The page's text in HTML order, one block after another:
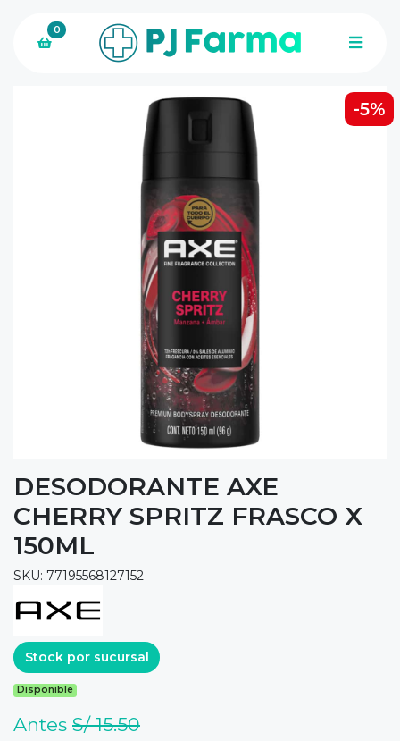
0
-5%
DESODORANTE AXE
CHERRY SPRITZ FRASCO X
150ML
SKU: 77195568127152
Stock por sucursal
Disponible
Antes S/ 15.50